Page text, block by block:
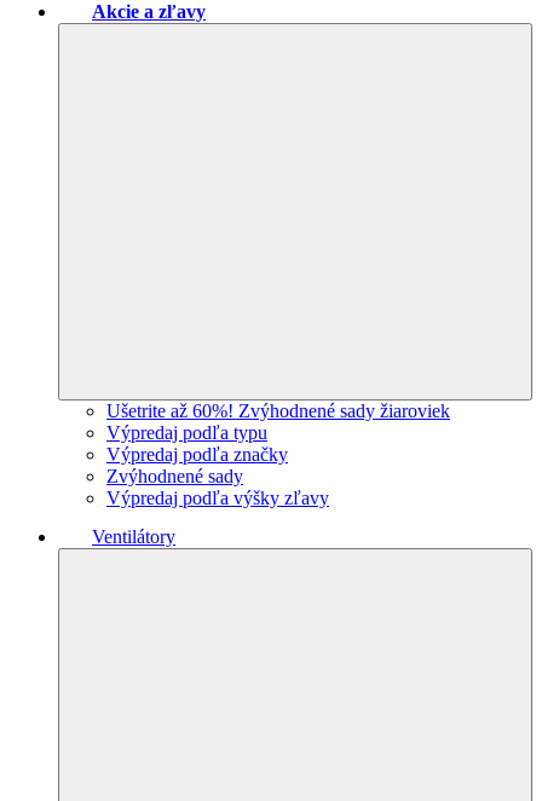
Akcie a zľavy
Ušetrite až 60%! Zvýhodnené sady žiaroviek
Výpredaj podľa typu
Výpredaj podľa značky
Zvýhodnené sady
Výpredaj podľa výšky zľavy
Ventilátory